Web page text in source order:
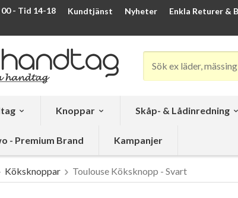
00 - Tid 14-18 Kundtjänst Nyheter Enkla Returer &
Knoppar Skåp- & Lådinredning
- Premium Brand Kampanjer
Köksknoppar Toulouse Köksknopp - Svart